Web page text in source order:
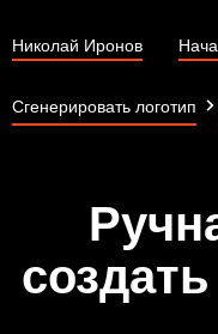
Николай Иронов
Сгенерировать логотип